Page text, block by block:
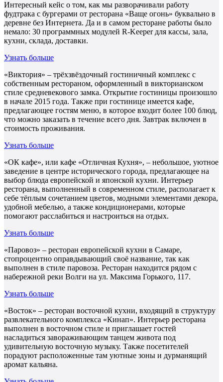
Интересный кейс о том, как мы разворачивали работу
фудтрака с бургерами от ресторана «Ваще огонь» буквально в
деревне без Интернета. Да и в самом ресторане работы было
немало: 30 программных модулей R-Keeper для кассы, зала,
кухни, склада, доставки.
Узнать больше
«Виктория» – трёхзвёздочный гостиничный комплекс с
собственным рестораном, оформленный в викторианском
стиле средневекового замка. Открытие гостиницы произошло
в начале 2015 года. Также при гостинице имеется кафе,
предлагающее гостям меню, в которое входит более 100 блюд,
что можно заказать в течение всего дня. Завтрак включен в
стоимость проживания.
Узнать больше
«ОК кафе», или кафе «Отличная Кухня», – небольшое, уютное
заведение в центре исторического города, предлагающее на
выбор блюда европейской и японской кухни. Интерьер
ресторана, выполненный в современном стиле, располагает к
себе тёплым сочетанием цветов, модными элементами декора,
удобной мебелью, а также кондиционерами, которые
помогают расслабиться и настроиться на отдых.
Узнать больше
«Паровоз» – ресторан европейской кухни в Самаре,
стопроцентно оправдывающий своё название, так как
выполнен в стиле паровоза. Ресторан находится рядом с
набережной реки Волги на ул. Максима Горького, 117.
Узнать больше
«Восток» – ресторан восточной кухни, входящий в структуру
развлекательного комплекса «Кинап». Интерьер ресторана
выполнен в восточном стиле и приглашает гостей
насладиться завораживающим танцем живота под
удивительную восточную музыку. Также посетителей
порадуют расположенные там уютные зоны и дурманящий
аромат кальяна.